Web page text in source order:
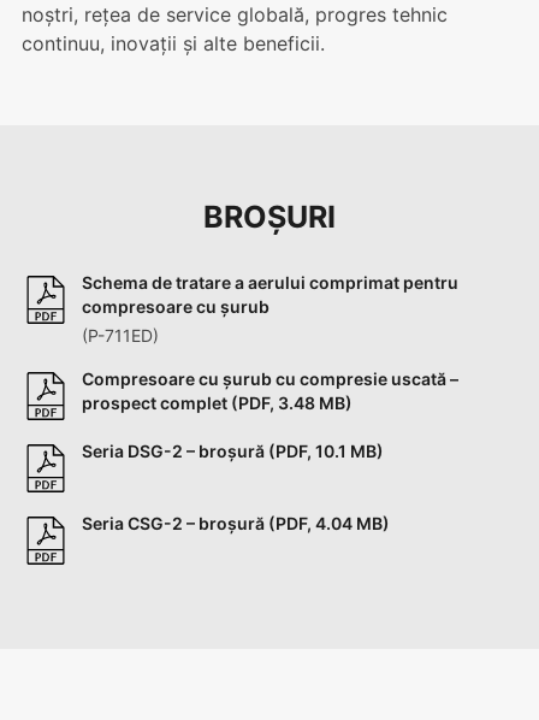
noștri, rețea de service globală, progres tehnic
continuu, inovații și alte beneficii.
BROȘURI
Schema de tratare a aerului comprimat pentru
compresoare cu șurub
(P-711ED)
Compresoare cu șurub cu compresie uscată –
prospect complet (PDF, 3.48 MB)
Seria DSG-2 – broșură (PDF, 10.1 MB)
Seria CSG-2 – broșură (PDF, 4.04 MB)